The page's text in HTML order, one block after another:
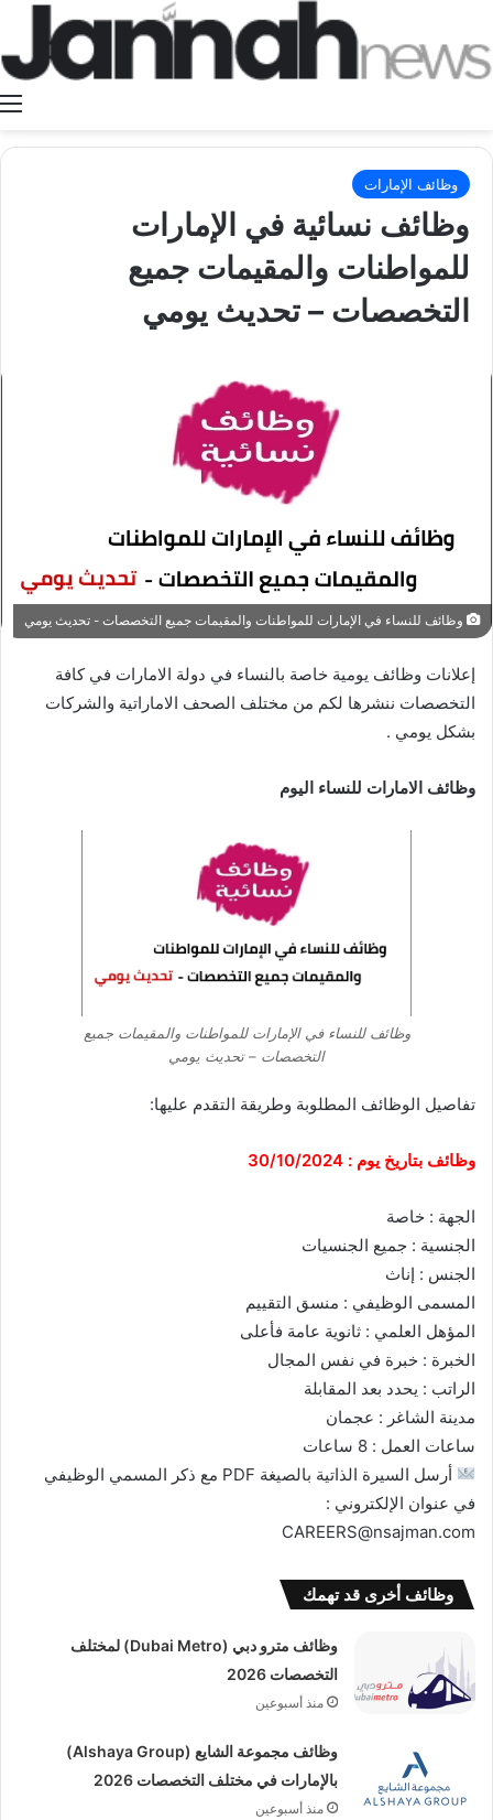
وظائف الإمارات
وظائف نسائية في الإمارات
للمواطنات والمقيمات جميع
التخصصات – تحديث يومي
وظائف للنساء في الإمارات للمواطنات والمقيمات جميع التخصصات - تحديث يومي
إعلانات وظائف يومية خاصة بالنساء في دولة الامارات في كافة
التخصصات ننشرها لكم من مختلف الصحف الاماراتية والشركات
بشكل يومي .
وظائف الامارات للنساء اليوم
وظائف للنساء في الإمارات للمواطنات والمقيمات جميع
التخصصات – تحديث يومي
تفاصيل الوظائف المطلوبة وطريقة التقدم عليها:
وظائف بتاريخ يوم : 30/10/2024
الجهة : خاصة
الجنسية : جميع الجنسيات
الجنس : إناث
المسمى الوظيفي : منسق التقييم
المؤهل العلمي : ثانوية عامة فأعلى
الخبرة : خبرة في نفس المجال
الراتب : يحدد بعد المقابلة
مدينة الشاغر : عجمان
ساعات العمل : 8 ساعات
أرسل السيرة الذاتية بالصيغة PDF مع ذكر المسمي الوظيفي
في عنوان الإلكتروني :
وظائف أخرى قد تهمك
وظائف مترو دبي (Dubai Metro) لمختلف
التخصصات 2026
منذ أسبوعين
وظائف مجموعة الشايع (Alshaya Group)
بالإمارات في مختلف التخصصات 2026
منذ أسبوعين